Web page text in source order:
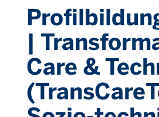
|
Care &